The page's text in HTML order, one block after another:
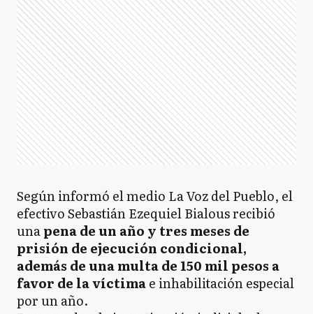
Según informó el medio La Voz del Pueblo, el
efectivo Sebastián Ezequiel Bialous recibió
unapena de un año y tres meses de
prisión de ejecución condicional,
además de una multa de 150 mil pesos a
favor de la víctimae inhabilitación especial
por un año.